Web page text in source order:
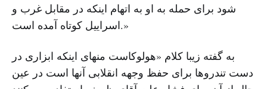
شود براى حمله به او به اتهام اینکه در مقابل غرب و
اسراییل کوتاه آمده است.»
به گفته زیبا کلام «هولوکاست منهاى اینکه ابزارى در
دست تندروها براى حفظ وجهه انقلابى آنها است در عین